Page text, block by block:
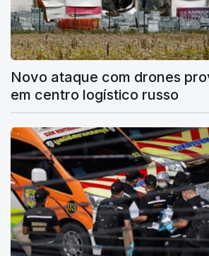
Novo ataque com drones
em centro logístico russo